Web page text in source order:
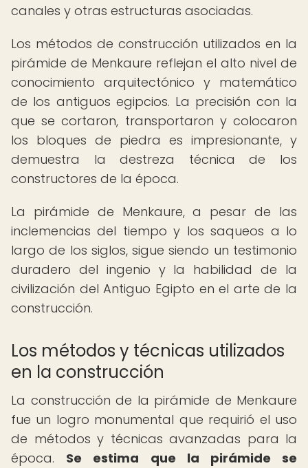
canales y otras estructuras asociadas.
Los métodos de construcción utilizados en la
pirámide de Menkaure reflejan el alto nivel de
conocimiento arquitectónico y matemático
de los antiguos egipcios. La precisión con la
que se cortaron, transportaron y colocaron
los bloques de piedra es impresionante, y
demuestra la destreza técnica de los
constructores de la época.
La pirámide de Menkaure, a pesar de las
inclemencias del tiempo y los saqueos a lo
largo de los siglos, sigue siendo un testimonio
duradero del ingenio y la habilidad de la
civilización del Antiguo Egipto en el arte de la
construcción.
Los métodos y técnicas utilizados
en la construcción
La construcción de la pirámide de Menkaure
fue un logro monumental que requirió el uso
de métodos y técnicas avanzadas para la
época. Se estima que la pirámide se